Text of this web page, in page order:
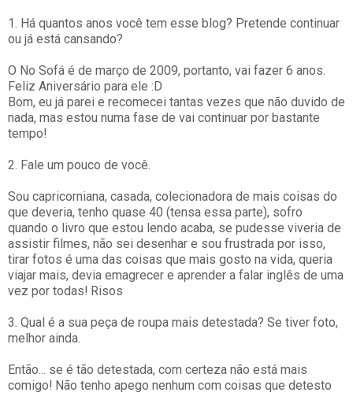
1. Há quantos anos você tem esse blog? Pretende continuar
ou já está cansando?
O No Sofá é de março de 2009, portanto, vai fazer 6 anos.
Feliz Aniversário para ele :D
Bom, eu já parei e recomecei tantas vezes que não duvido de
nada, mas estou numa fase de vai continuar por bastante
tempo!
2. Fale um pouco de você.
Sou capricorniana, casada, colecionadora de mais coisas do
que deveria, tenho quase 40 (tensa essa parte), sofro
quando o livro que estou lendo acaba, se pudesse viveria de
assistir filmes, não sei desenhar e sou frustrada por isso,
tirar fotos é uma das coisas que mais gosto na vida, queria
viajar mais, devia emagrecer e aprender a falar inglês de uma
vez por todas! Risos
3. Qual é a sua peça de roupa mais detestada? Se tiver foto,
melhor ainda.
Então... se é tão detestada, com certeza não está mais
comigo! Não tenho apego nenhum com coisas que detesto